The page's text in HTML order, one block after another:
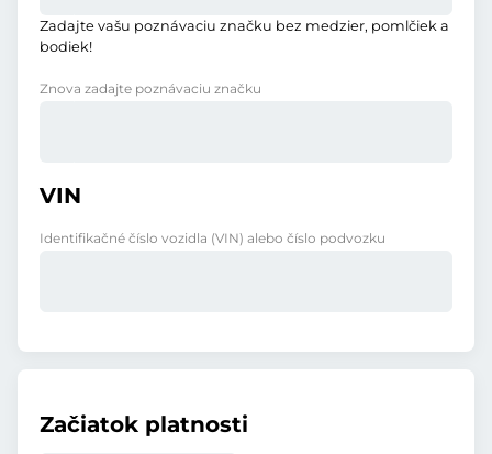
Zadajte vašu poznávaciu značku bez medzier, pomlčiek a
bodiek!
Znova zadajte poznávaciu značku
VIN
Identifikačné číslo vozidla (VIN) alebo číslo podvozku
Začiatok platnosti